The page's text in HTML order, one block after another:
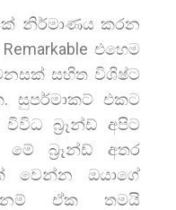
නිර්මාණය කරන
එහෙම
සහිත විශිෂ්ට
සුපර්මාකට් එකට
බ්‍රෑන්ඩ් අපිට
බ්‍රෑන්ඩ් අතර
වෙන්න ඔයාගේ
නම් ඒක තමයි